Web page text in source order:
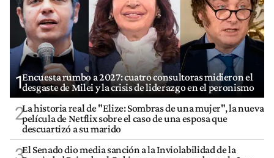
1Encuesta rumbo a 2027: cuatro consultoras midieron el
desgaste de Milei y la crisis de liderazgo en el peronismo
2La historia real de "Elize: Sombras de una mujer", la nueva
película de Netflix sobre el caso de una esposa que
descuartizó a su marido
El Senado dio media sanción a la Inviolabilidad de la